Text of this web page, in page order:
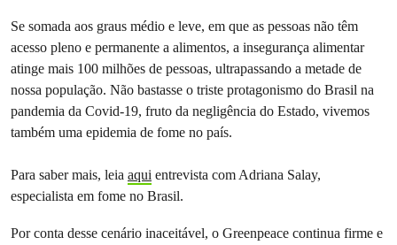
Se somada aos graus médio e leve, em que as pessoas não têm
acesso pleno e permanente a alimentos, a insegurança alimentar
atinge mais 100 milhões de pessoas, ultrapassando a metade de
nossa população. Não bastasse o triste protagonismo do Brasil na
pandemia da Covid-19, fruto da negligência do Estado, vivemos
também uma epidemia de fome no país.
Para saber mais, leia aqui entrevista com Adriana Salay,
especialista em fome no Brasil.
Por conta desse cenário inaceitável, o Greenpeace continua firme e